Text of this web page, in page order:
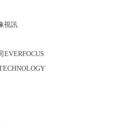
視訊
EVERFOCUS